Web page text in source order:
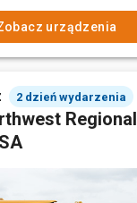
urządzenia
2 dzień wydarzenia
Regional